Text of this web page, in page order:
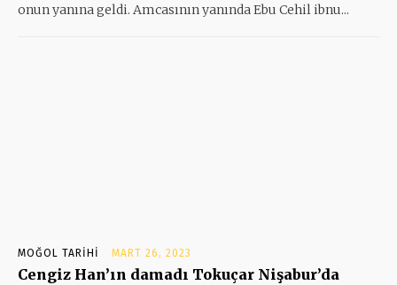
onun yanına geldi. Amcasının yanında Ebu Cehil ibnu...
MOĞOL TARIHI MART 26, 2023
Cengiz Han’ın damadı Tokuçar Nişabur’da